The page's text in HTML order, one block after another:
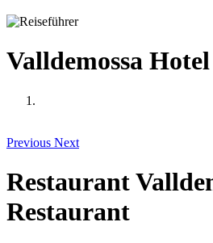
Valldemossa
Previous Next
Restaurant
Restaurant